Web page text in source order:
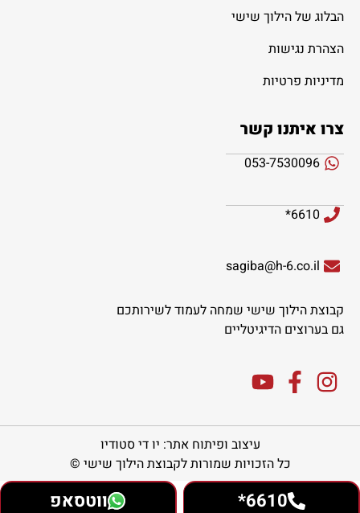
6610* ווטסאפ
הבלוג של הילוך שישי
הצהרת נגישות
מדיניות פרטיות
צרו איתנו קשר
053-7530096
6610*
sagiba@h-6.co.il
קבוצת הילוך שישי שמחה לעמוד לשירותכם
גם בערוצים הדיגיטליים
עיצוב ופיתוח אתר: יו די סטודיו
כל הזכויות שמורות לקבוצת הילוך שישי ©